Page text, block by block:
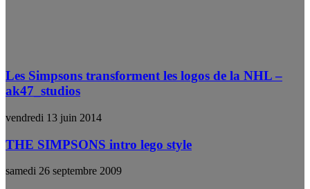
Les Simpsons transforment les logos de la NHL –
ak47_studios
vendredi 13 juin 2014
THE SIMPSONS intro lego style
samedi 26 septembre 2009